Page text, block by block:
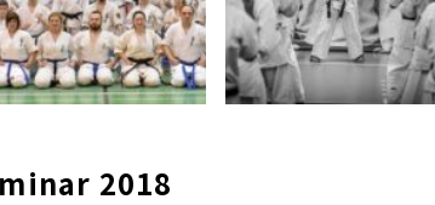
2018